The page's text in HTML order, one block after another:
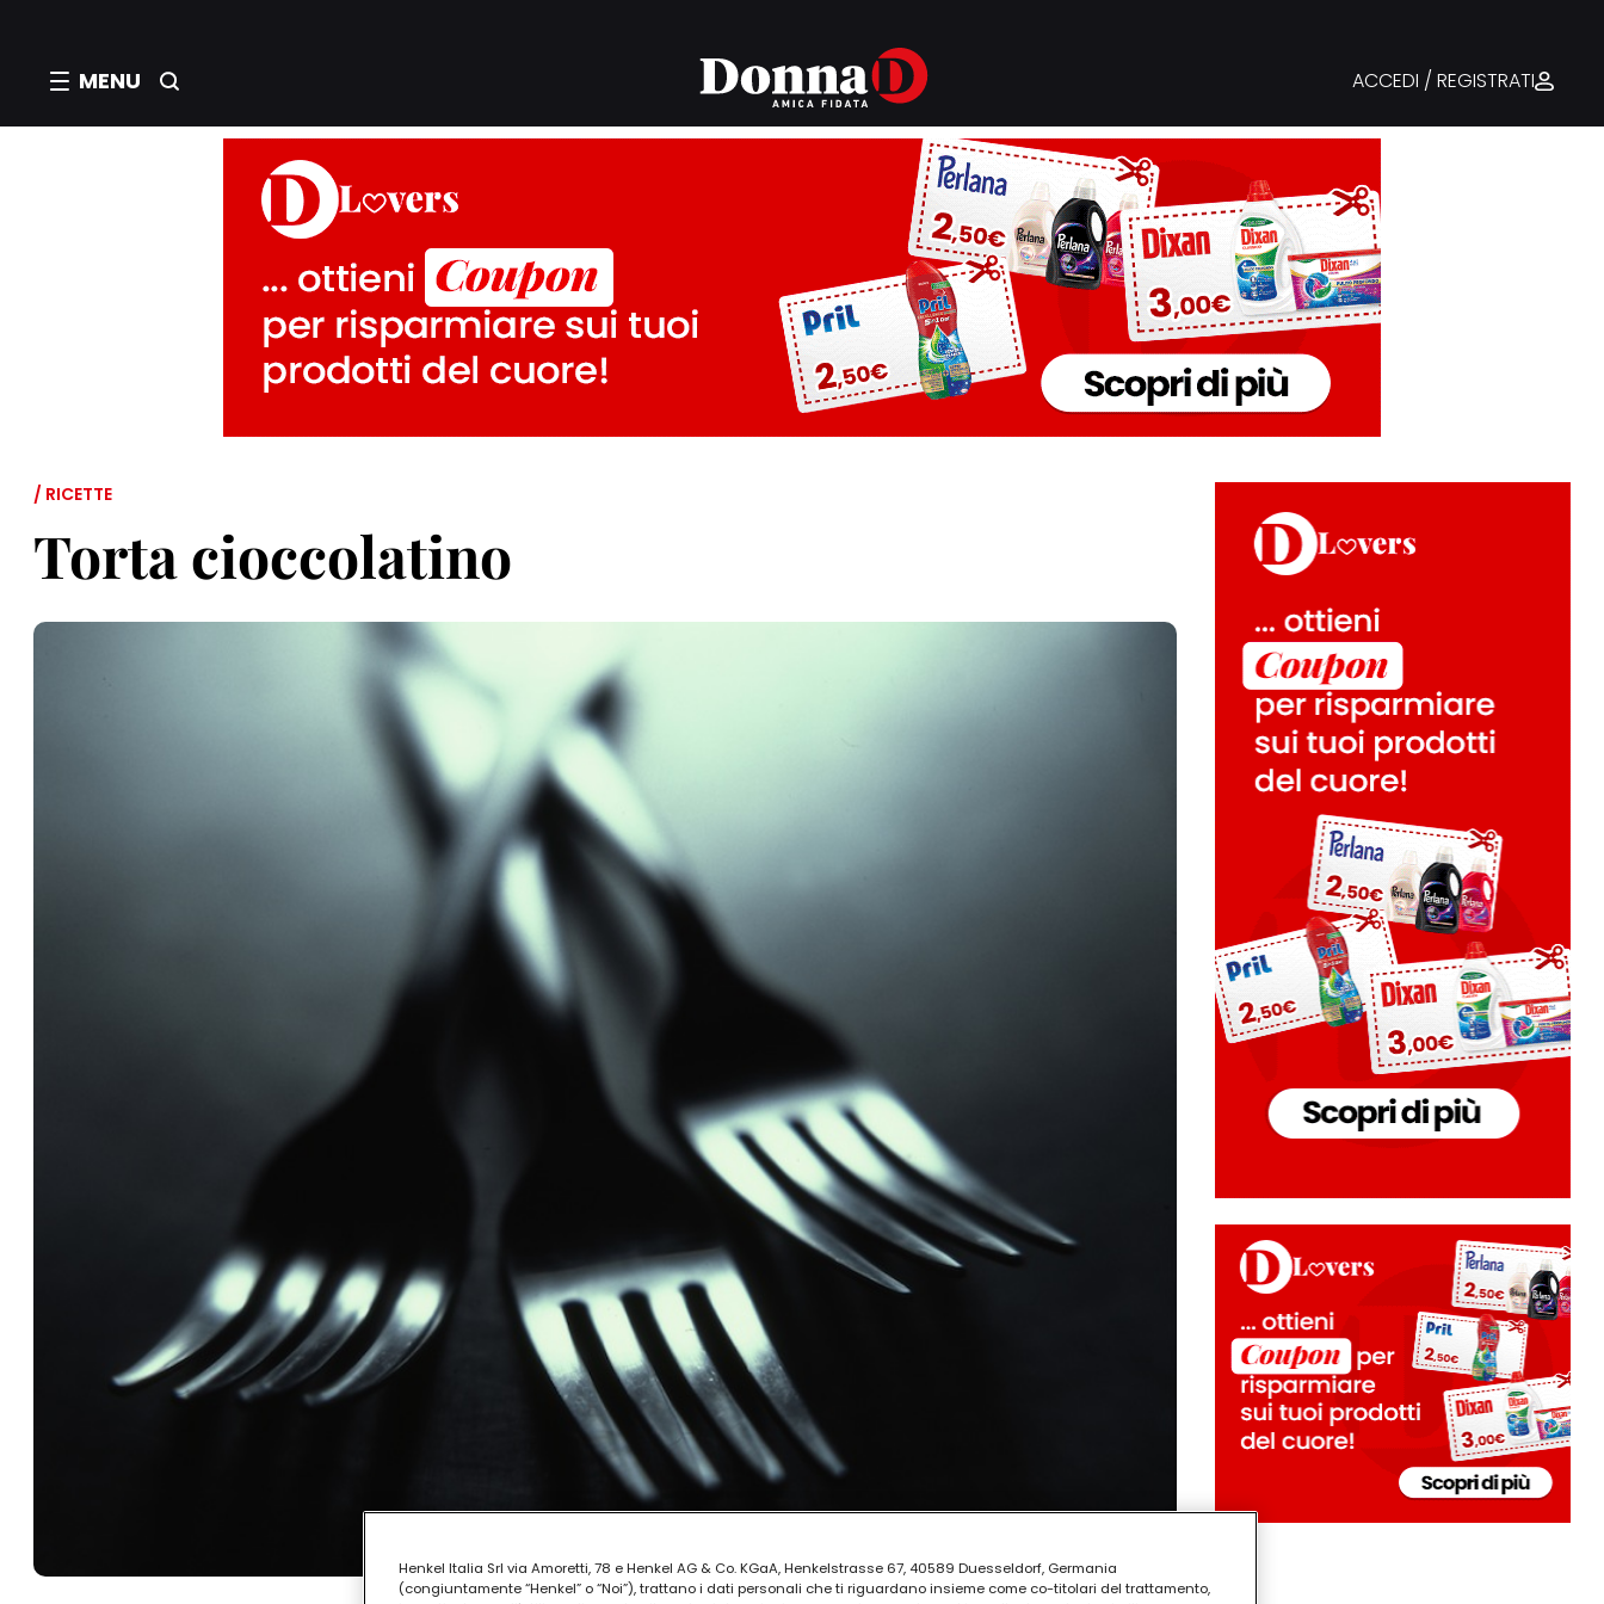
MENU ACCEDI / REGISTRATI
/ RICETTE
Torta cioccolatino
Henkel Italia Srl via Amoretti, 78 e Henkel AG & Co. KGaA, Henkelstrasse 67, 40589 Duesseldorf, Germania
(congiuntamente “Henkel” o “Noi”), trattano i dati personali che ti riguardano insieme come co-titolari del trattamento,